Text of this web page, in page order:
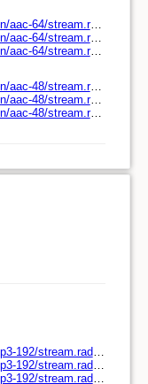
https://stream.radiosaw.de/saw-neuheiten/aac-64/stream.radiosaw.de/
https://stream.radiosaw.de/saw-neuheiten/aac-64/stream.radiosaw.de/play.pls
https://stream.radiosaw.de/saw-neuheiten/aac-64/stream.radiosaw.de/play.m3u
https://stream.radiosaw.de/saw-neuheiten/aac-48/stream.radiosaw.de/
https://stream.radiosaw.de/saw-neuheiten/aac-48/stream.radiosaw.de/play.pls
https://stream.radiosaw.de/saw-neuheiten/aac-48/stream.radiosaw.de/play.m3u
https://stream.radiosaw.de/saw-oldies/mp3-192/stream.radiosaw.de/
https://stream.radiosaw.de/saw-oldies/mp3-192/stream.radiosaw.de/play.pls
https://stream.radiosaw.de/saw-oldies/mp3-192/stream.radiosaw.de/play.m3u